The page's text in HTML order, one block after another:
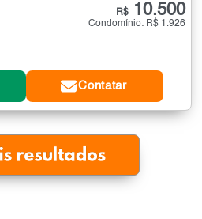
R$ 10.500
Condomínio: R$ 1.926
Contatar